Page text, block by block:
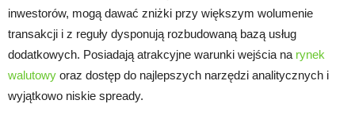
inwestorów, mogą dawać zniżki przy większym wolumenie
transakcji i z reguły dysponują rozbudowaną bazą usług
dodatkowych. Posiadają atrakcyjne warunki wejścia na rynek
walutowy oraz dostęp do najlepszych narzędzi analitycznych i
wyjątkowo niskie spready.